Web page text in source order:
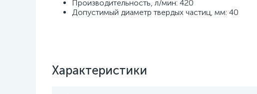
Производительность, л/мин: 420
Допустимый диаметр твердых частиц, мм: 40
Характеристики